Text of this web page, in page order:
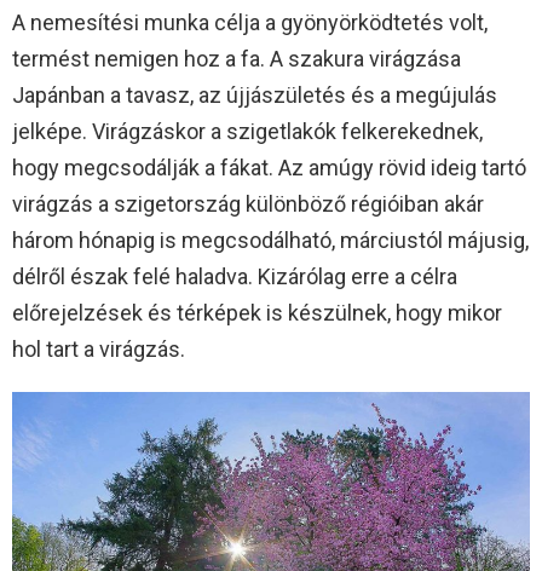
A nemesítési munka célja a gyönyörködtetés volt,
termést nemigen hoz a fa. A szakura virágzása
Japánban a tavasz, az újjászületés és a megújulás
jelképe. Virágzáskor a szigetlakók felkerekednek,
hogy megcsodálják a fákat. Az amúgy rövid ideig tartó
virágzás a szigetország különböző régióiban akár
három hónapig is megcsodálható, márciustól májusig,
délről észak felé haladva. Kizárólag erre a célra
előrejelzések és térképek is készülnek, hogy mikor
hol tart a virágzás.